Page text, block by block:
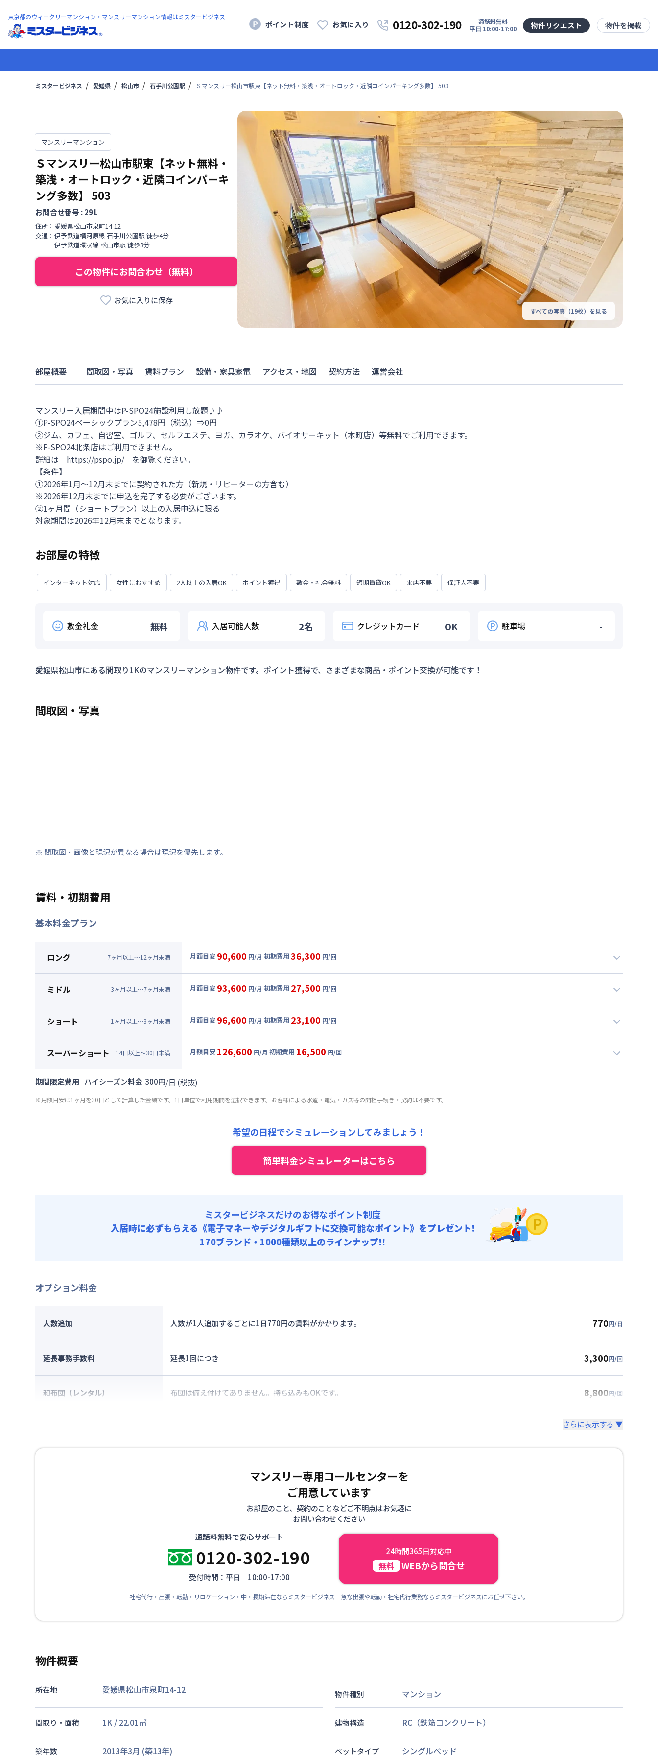
東京都のウィークリーマンション・マンスリーマンション情報はミスタービジネス
ポイント制度 お気に入り 0120-302-190
通話料無料
平日 10:00-17:00
物件リクエスト 物件を掲載
ミスタービジネス 愛媛県 松山市 石手川公園駅 Ｓマンスリー松山市駅東【ネット無料・築浅・オートロック・近隣コインパーキング多数】 503
マンスリーマンション
Ｓマンスリー松山市駅東【ネット無料・
築浅・オートロック・近隣コインパーキ
ング多数】 503
お問合せ番号 :291
住所： 愛媛県松山市泉町14-12
交通： 伊予鉄道横河原線 石手川公園駅 徒歩4分
伊予鉄道環状線 松山市駅 徒歩8分
この物件にお問合わせ（無料）
お気に入りに保存
すべての写真（19枚）を見る
部屋概要 間取図・写真 賃料プラン 設備・家具家電 アクセス・地図 契約方法 運営会社
マンスリー入居期間中はP-SPO24施設利用し放題♪♪
①P-SPO24ベーシックプラン5,478円（税込）⇒0円
②ジム、カフェ、自習室、ゴルフ、セルフエステ、ヨガ、カラオケ、バイオサーキット（本町店）等無料でご利用できます。
※P-SPO24北条店はご利用できません。
詳細は　https://pspo.jp/　を御覧ください。
【条件】
①2026年1月～12月末までに契約された方（新規・リピーターの方含む）
※2026年12月末までに申込を完了する必要がございます。
②1ヶ月間（ショートプラン）以上の入居申込に限る
対象期間は2026年12月末までとなります。
お部屋の特徴
インターネット対応 女性におすすめ 2人以上の入居OK ポイント獲得 敷金・礼金無料 短期賃貸OK 来店不要 保証人不要
敷金礼金 無料 入居可能人数 2名 クレジットカード OK 駐車場 -
愛媛県松山市にある間取り1Kのマンスリーマンション物件です。ポイント獲得で、さまざまな商品・ポイント交換が可能です！
間取図・写真
※ 間取図・画像と現況が異なる場合は現況を優先します。
賃料・初期費用
基本料金プラン
ロング 7ヶ月以上～12ヶ月未満 月額目安 90,600 円/月 初期費用 36,300 円/回
63,000円/月 (2,100円/日)
光熱費他 : 21,000円/月 (700円/日) (税抜)
清掃料他 : 30,000円/回 (税抜)
その他費用 :
初期費用
契約事務手数料 : 3,000円/回 (税抜)
ミドル 3ヶ月以上～7ヶ月未満 月額目安 93,600 円/月 初期費用 27,500 円/回
66,000円/月 (2,200円/日)
光熱費他 : 21,000円/月 (700円/日) (税抜)
清掃料他 : 22,000円/回 (税抜)
その他費用 :
契約事務手数料 : 3,000円/回 (税抜)
ショート 1 ヶ月以上～3ヶ月未満 月額目安 96,600 円/月 初期費用 23,100 円/回
69,000円/月 (2,300円/日)
光熱費他 : 21,000円/月 (700円/日) (税抜)
清掃料他 :
その他費用 :
契約事務手数料 : 3,000円/回 (税抜)
スーパーショート 14日以上～30日未満 月額目安 126,600 円/月 初期費用 16,500 円/回
月額賃料目安(30日利用)
光熱費他 : 21,000円/月 (700円/日) (税抜)
契約事務手数料 : 3,000円/回 (税抜)
期間限定費用 ハイシーズン料金 300円/日 (税抜)
※月額目安は1ヶ月を30日として計算した金額です。1日単位で利用期間を選択できます。お客様による水道・電気・ガス等の開栓手続き・契約は不要です。
希望の日程でシミュレーションしてみましょう！
簡単料金シミュレーターはこちら
ミスタービジネスだけのお得なポイント制度
入居時に必ずもらえる 《電子マネーやデジタルギフトに交換可能なポイント》をプレゼント!
170ブランド・1000種類以上のラインナップ!!
オプション料金
人数追加 人数が1人追加するごとに1日770円の賃料がかかります。 770円/日
延長事務手数料 延長1回につき 3,300円/回
和布団（レンタル） 布団は備え付けてありません。持ち込みもOKです。 8,800円/回
さらに表示する ▼
マンスリー専用コールセンターを
ご用意しています
お部屋のこと、契約のことなどご不明点はお気軽に
お問い合わせください
通話料無料で安心サポート
0120-302-190
受付時間：平日 10:00-17:00
24時間365日対応中
無料 WEBから問合せ
社宅代行・出張・転勤・リロケーション・中・長期滞在ならミスタービジネス 急な出張や転勤・社宅代行業務ならミスタービジネスにお任せ下さい。
物件概要
所在地 愛媛県松山市泉町14-12 物件種別 マンション
間取り・面積 1K / 22.01㎡ 建物構造 RC（鉄筋コンクリート）
築年数 2013年3月 (築13年) ベットタイプ シングルベッド